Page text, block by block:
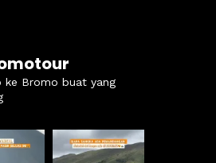
ke Bromo buat yang